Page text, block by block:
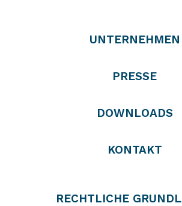
UNTERNEHMEN
PRESSE
DOWNLOADS
KONTAKT
RECHTLICHE